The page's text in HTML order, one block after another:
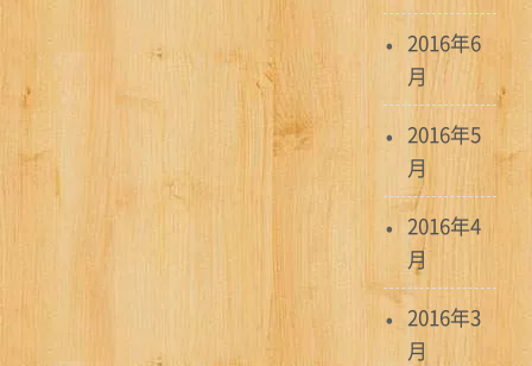
2016年6
月
2016年5
月
2016年4
月
2016年3
月